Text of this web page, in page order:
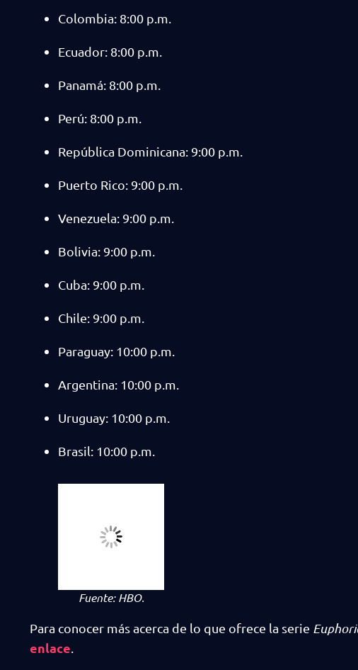
Colombia: 8:00 p.m.
Ecuador: 8:00 p.m.
Panamá: 8:00 p.m.
Perú: 8:00 p.m.
República Dominicana: 9:00 p.m.
Puerto Rico: 9:00 p.m.
Venezuela: 9:00 p.m.
Bolivia: 9:00 p.m.
Cuba: 9:00 p.m.
Chile: 9:00 p.m.
Paraguay: 10:00 p.m.
Argentina: 10:00 p.m.
Uruguay: 10:00 p.m.
Brasil: 10:00 p.m.
Fuente:HBO.
Para conocer más acerca de lo que ofrece la serie
enlace.